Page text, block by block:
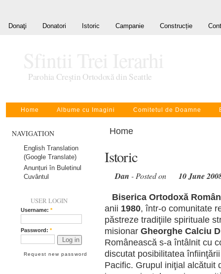
Donaţi Donatori Istoric Campanie Construcție
Parohia Creştin Ortodoxă din Seattle
Home Albume cu Imagini Comitetul de Doamne
NAVIGATION
English Translation
(Google Translate)
Anunțuri în Buletinul
Cuvântul
USER LOGIN
Username: *
Password: *
Request new password
Home
Istoric
Dan - Posted on 10 June
Biserica Ortodoxă
anii 1980, într-o comunitate
păstreze tradiţiile spirituale
misionar Gheorghe Calciu
Românească s-a întâlnit cu
discutat posibilitatea
Pacific. Grupul iniţial alcătuit